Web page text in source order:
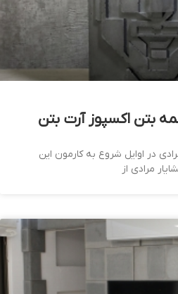
بتن اکسپوز آرت بتن
در اوایل شروع به کارمون این
مرادی از